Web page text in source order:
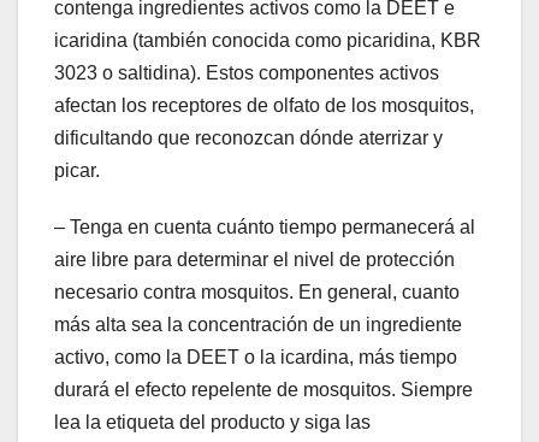
contenga ingredientes activos como la DEET e
icaridina (también conocida como picaridina, KBR
3023 o saltidina). Estos componentes activos
afectan los receptores de olfato de los mosquitos,
dificultando que reconozcan dónde aterrizar y
picar.
– Tenga en cuenta cuánto tiempo permanecerá al
aire libre para determinar el nivel de protección
necesario contra mosquitos. En general, cuanto
más alta sea la concentración de un ingrediente
activo, como la DEET o la icardina, más tiempo
durará el efecto repelente de mosquitos. Siempre
lea la etiqueta del producto y siga las